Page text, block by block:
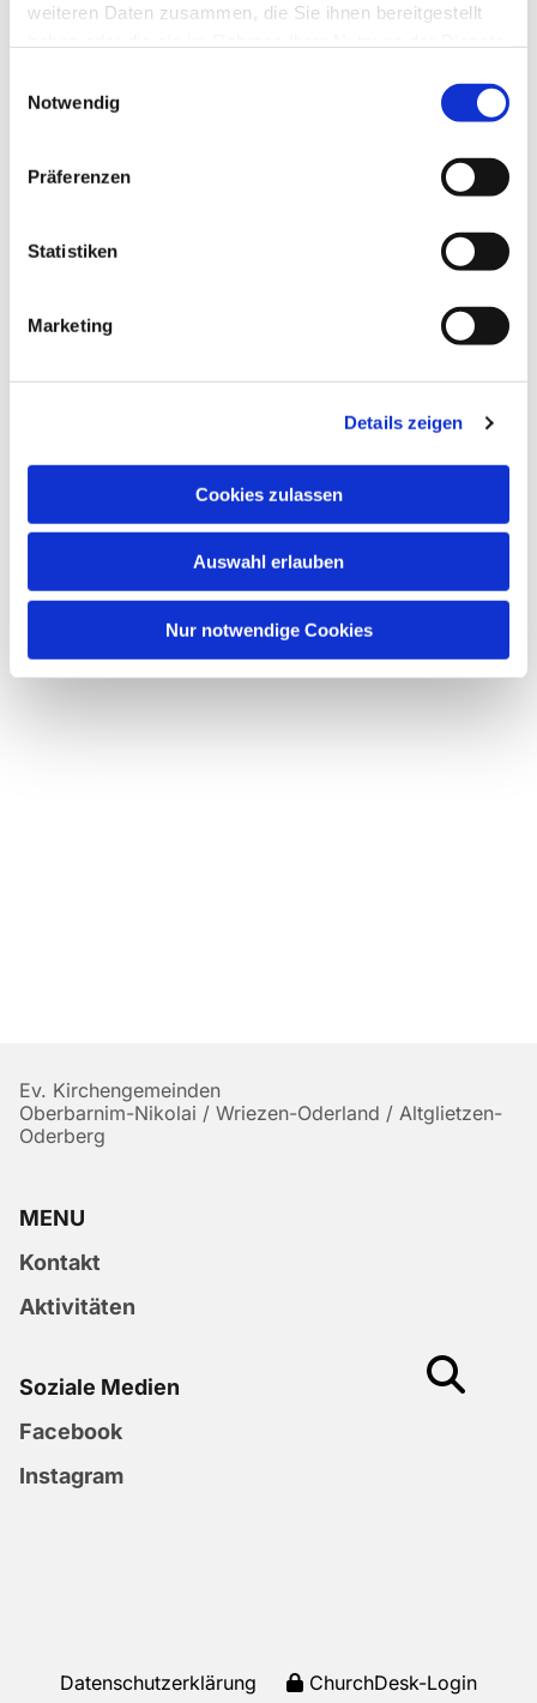
weiteren Daten zusammen, die Sie ihnen bereitgestellt
Notwendig
Präferenzen
Statistiken
Marketing
Details zeigen
Cookies zulassen
Auswahl erlauben
Nur notwendige Cookies
Ev. Kirchengemeinden
Oberbarnim-Nikolai / Wriezen-Oderland / Altglietzen-
Oderberg
MENU
Kontakt
Aktivitäten
Soziale Medien
Facebook
Instagram
Datenschutzerklärung ChurchDesk-Login